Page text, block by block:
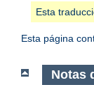
Esta
Esta página
Notas